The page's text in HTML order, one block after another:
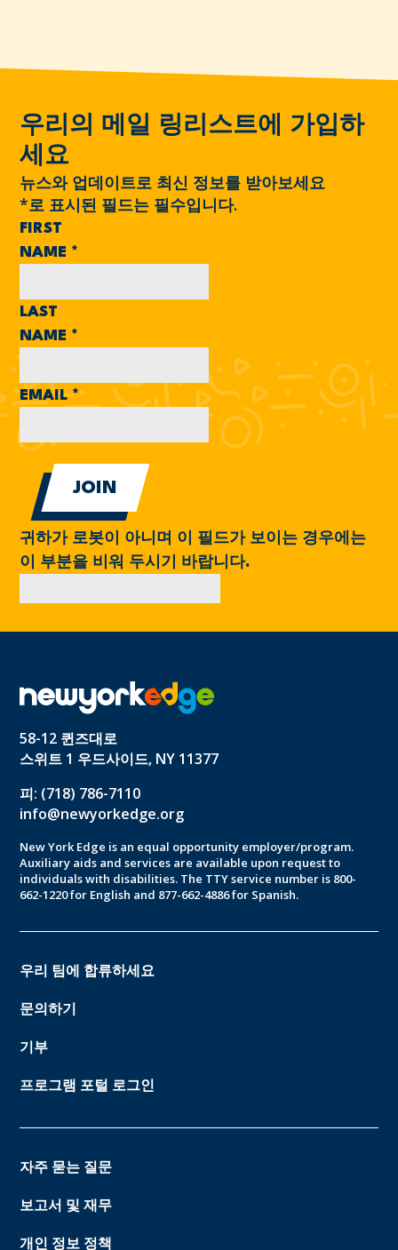
우리의 메일 링리스트에 가입하
세요
뉴스와 업데이트로 최신 정보를 받아보세요
*로 표시된 필드는 필수입니다.
FIRST
NAME *
LAST
NAME *
EMAIL*
귀하가 로봇이 아니며 이 필드가 보이는 경우에는
이 부분을 비워 두시기 바랍니다.
58-12 퀸즈대로
스위트 1 우드사이드, NY 11377
피: (718) 786-7110
info@newyorkedge.org
New York Edge is an equal opportunity employer/program.
Auxiliary aids and services are available upon request to
individuals with disabilities. The TTY service number is 800-
662-1220 for English and 877-662-4886 for Spanish.
우리 팀에 합류하세요
문의하기
기부
프로그램 포털 로그인
자주 묻는 질문
보고서 및 재무
개인 정보 정책